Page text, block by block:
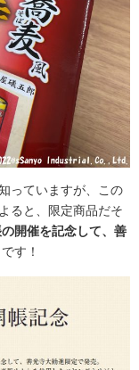
っていますが、この
ると、限定商品だそ
開催を記念して、善
す！